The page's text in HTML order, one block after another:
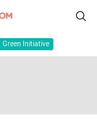
Green Initiative